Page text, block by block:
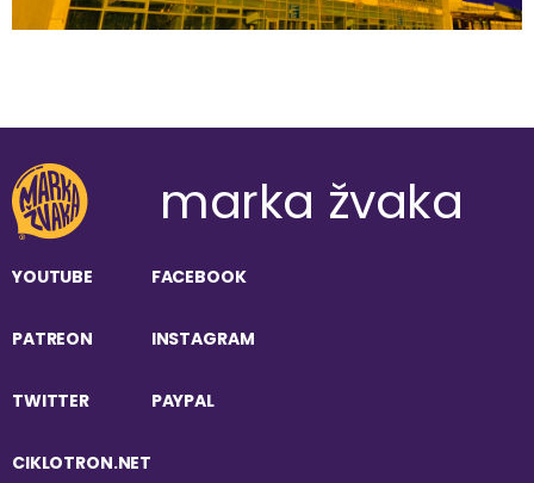
marka žvaka
YOUTUBE FACEBOOK
PATREON INSTAGRAM
TWITTER PAYPAL
CIKLOTRON.NET